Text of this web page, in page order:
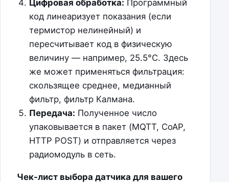
Цифровая обработка: Программный
код линеаризует показания (если
термистор нелинейный) и
пересчитывает код в физическую
величину — например, 25.5°C. Здесь
же может применяться фильтрация:
скользящее среднее, медианный
фильтр, фильтр Калмана.
Передача: Полученное число
упаковывается в пакет (MQTT, CoAP,
HTTP POST) и отправляется через
радиомодуль в сеть.
Чек-лист выбора датчика для вашего